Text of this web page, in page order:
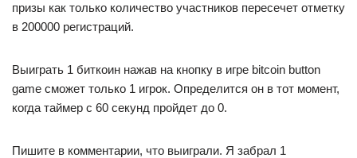
призы как только количество участников пересечет отметку
в 200000 регистраций.
Выиграть 1 биткоин нажав на кнопку в игре bitcoin button
game сможет только 1 игрок. Определится он в тот момент,
когда таймер с 60 секунд пройдет до 0.
Пишите в комментарии, что выиграли. Я забрал 1